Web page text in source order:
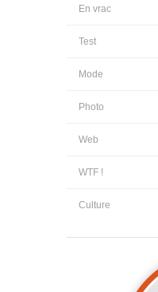
En vrac
Test
Mode
Photo
Web
WTF !
Culture